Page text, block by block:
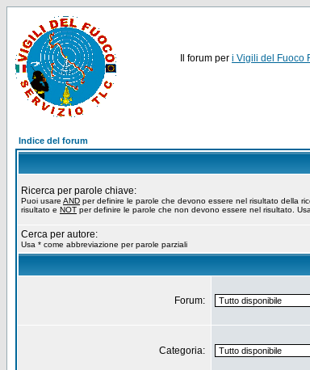
Il forum per i Vigili del Fuoco
Indice del forum
Ricerca per parole chiave:
Puoi usare AND per definire le parole che devono essere nel risultato della
risultato e NOT per definire le parole che non devono essere nel risultato.
Cerca per autore:
Usa * come abbreviazione per parole parziali
Forum:
Categoria: